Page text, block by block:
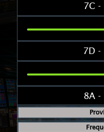
7C
7D
8A -